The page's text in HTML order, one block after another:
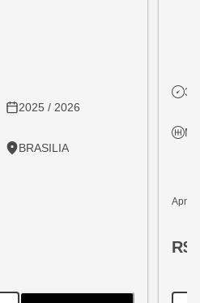
2025 / 2026
BRASILIA
R$